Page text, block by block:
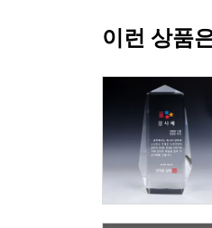
이런 상품